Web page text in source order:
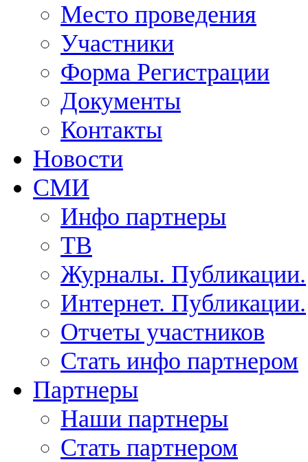
Место проведения
Участники
Форма Регистрации
Документы
Контакты
Новости
СМИ
Инфо партнеры
ТВ
Журналы. Публикации.
Интернет. Публикации.
Отчеты участников
Стать инфо партнером
Партнеры
Наши партнеры
Стать партнером